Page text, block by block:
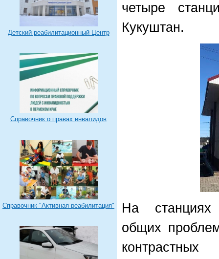
Детский реабилитационный Центр
Справочник о правах инвалидов
Справочник "Активная реабилитация"
четыре
Кукуштан.
На станциях
общих